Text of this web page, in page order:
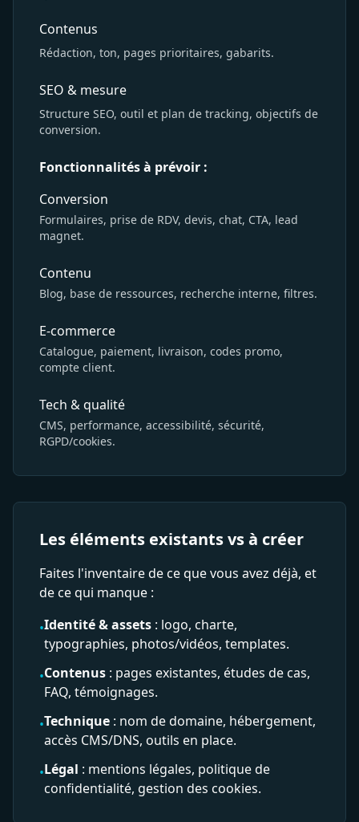
Contenus
Rédaction, ton, pages prioritaires, gabarits.
SEO & mesure
Structure SEO, outil et plan de tracking, objectifs de
conversion.
Fonctionnalités à prévoir :
Conversion
Formulaires, prise de RDV, devis, chat, CTA, lead
magnet.
Contenu
Blog, base de ressources, recherche interne, filtres.
E-commerce
Catalogue, paiement, livraison, codes promo,
compte client.
Tech & qualité
CMS, performance, accessibilité, sécurité,
RGPD/cookies.
Les éléments existants vs à créer
Faites l'inventaire de ce que vous avez déjà, et
de ce qui manque :
•Identité & assets : logo, charte,
typographies, photos/vidéos, templates.
•Contenus : pages existantes, études de cas,
FAQ, témoignages.
•Technique : nom de domaine, hébergement,
accès CMS/DNS, outils en place.
•Légal : mentions légales, politique de
confidentialité, gestion des cookies.